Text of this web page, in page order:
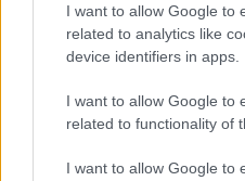
I want to allow Google to
related to analytics like
device identifiers in apps.
I want to allow Google to
related to functionality of
I want to allow Google to
I nostri cari